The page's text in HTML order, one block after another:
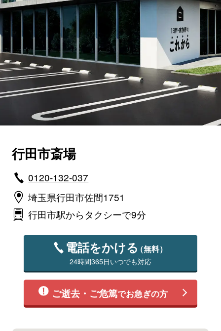
行田市斎場
0120-132-037
埼玉県行田市佐間1751
行田市駅からタクシーで9分
電話をかける（無料）
24時間365日いつでも対応
ご逝去・ご危篤でお急ぎの方